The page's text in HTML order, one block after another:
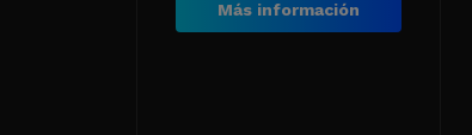
Más información